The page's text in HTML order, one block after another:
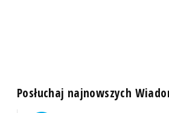
Posłuchaj najnowszych